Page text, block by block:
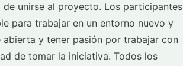
unirse al proyecto. Los participantes
para trabajar en un entorno nuevo y
y tener pasión por trabajar con
de tomar la iniciativa. Todos los